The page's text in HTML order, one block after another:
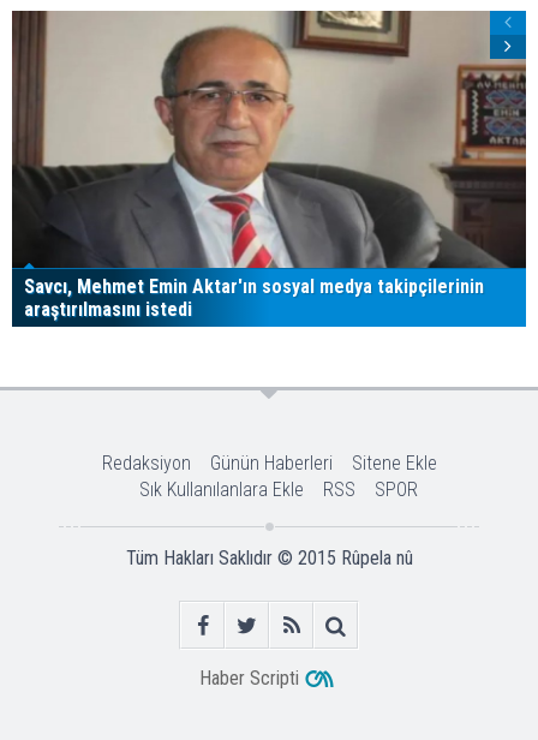
Savcı, Mehmet Emin Aktar'ın sosyal medya takipçilerinin
araştırılmasını istedi
Redaksiyon Günün Haberleri
Sitene Ekle
Sık Kullanılanlara Ekle
RSS SPOR
Tüm Hakları Saklıdır © 2015 Rûpela nû
Haber Scripti